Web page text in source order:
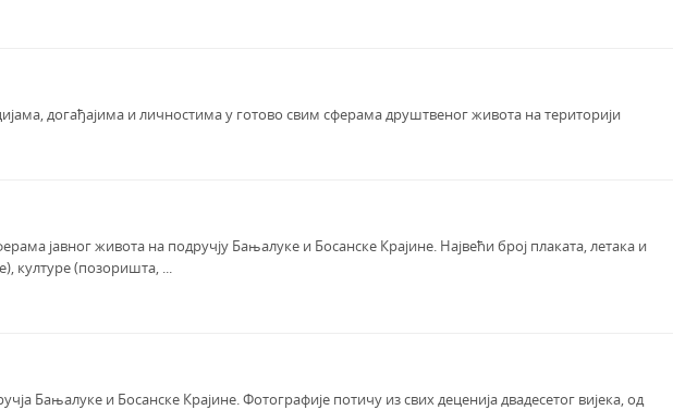
догађајима и личностима у готово свим сферама друштвеног живота на територији
јавног живота на подручју Бањалуке и Босанске Крајине. Највећи број плаката, летака и
културе (позоришта, ...
Бањалуке и Босанске Крајине. Фотографије потичу из свих деценија двадесетог вијека, од